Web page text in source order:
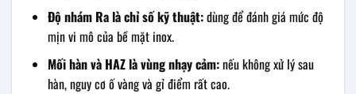
Độ nhám Ra là chỉ số kỹ thuật:dùng để đánh giá mức độ
mịn vi mô của bề mặt inox.
Mối hàn và HAZ là vùng nhạy cảm:nếu không xử lý sau
hàn, nguy cơ ố vàng và gỉ điểm rất cao.